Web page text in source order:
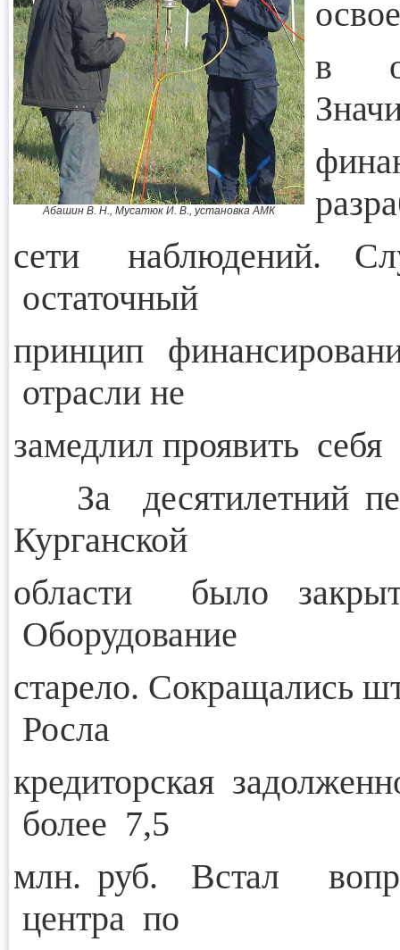
Абашин В. Н., Мусатюк И. В., установка АМК
в
сети наблюдений.
остаточный
принцип
отрасли не
замедлил проявить
За десятилетний
Курганской
области было
Оборудование
старело. Сокращались
Росла
кредиторская
более 7,5
млн. руб. Встал
центра по